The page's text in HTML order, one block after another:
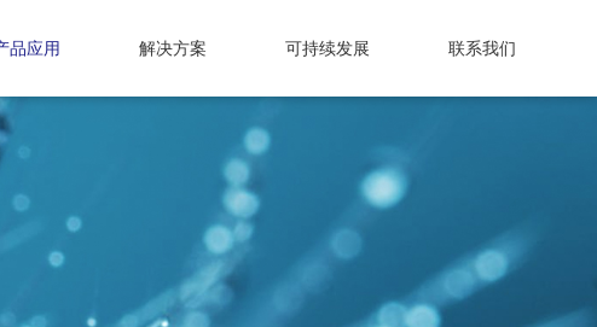
品应用 解决方案 可持续发展 联系我们